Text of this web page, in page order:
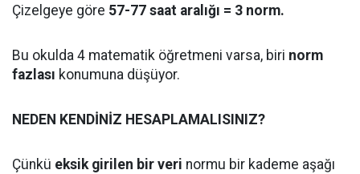
Çizelgeye göre 57-77 saat aralığı = 3 norm.
Bu okulda 4 matematik öğretmeni varsa, biri norm
fazlası konumuna düşüyor.
NEDEN KENDİNİZ HESAPLAMALISINIZ?
Çünkü eksik girilen bir veri normu bir kademe aşağı